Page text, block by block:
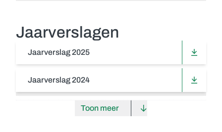
Jaarverslagen
Jaarverslag 2025
Jaarverslag 2024
Toon meer